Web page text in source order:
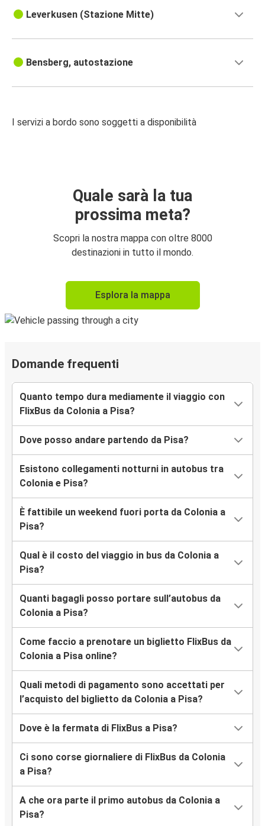
Leverkusen (Stazione Mitte)
Bensberg, autostazione
I servizi a bordo sono soggetti a disponibilità
Quale sarà la tua
prossima meta?
Scopri la nostra mappa con oltre 8000
destinazioni in tutto il mondo.
Esplora la mappa
Domande frequenti
Quanto tempo dura mediamente il viaggio con
FlixBus da Colonia a Pisa?
Dove posso andare partendo da Pisa?
Esistono collegamenti notturni in autobus tra
Colonia e Pisa?
È fattibile un weekend fuori porta da Colonia a
Pisa?
Qual è il costo del viaggio in bus da Colonia a
Pisa?
Quanti bagagli posso portare sull’autobus da
Colonia a Pisa?
Come faccio a prenotare un biglietto FlixBus da
Colonia a Pisa online?
Quali metodi di pagamento sono accettati per
l’acquisto del biglietto da Colonia a Pisa?
Dove è la fermata di FlixBus a Pisa?
Ci sono corse giornaliere di FlixBus da Colonia
a Pisa?
A che ora parte il primo autobus da Colonia a
Pisa?